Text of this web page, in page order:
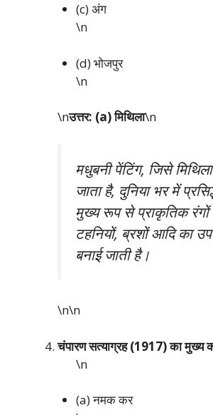
(c) अंग
\n
(d) भोजपुर
\n
\nउत्तर: (a) मिथिला\n
मधुबनी पेंटिंग, जिसे
जाता है, दुनिया भर में
मुख्य रूप से प्राकृतिक रंगों
टहनियों, ब्रशों आदि का
बनाई जाती है।
\n\n
चंपारण सत्याग्रह (1917) का मुख्य
\n
(a) नमक कर